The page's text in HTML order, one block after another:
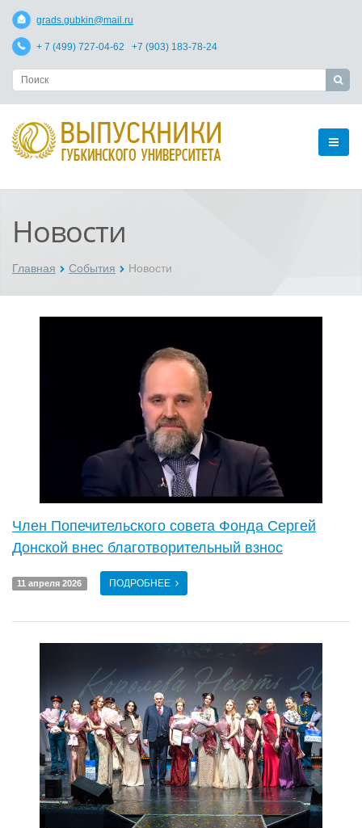
grads.gubkin@mail.ru
+ 7 (499) 727-04-62 +7 (903) 183-78-24
Новости
Главная События Новости
Член Попечительского совета Фонда Сергей
Донской внес благотворительный взнос
11 апреля 2026 ПОДРОБНЕЕ